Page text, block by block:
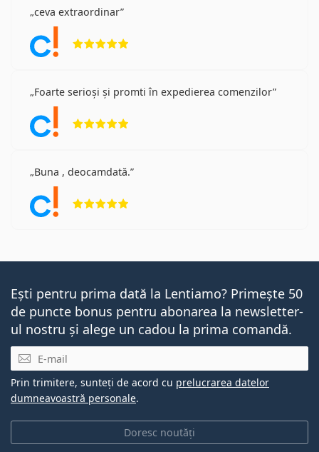
ceva extraordinar
Foarte serioși și promti în expedierea comenzilor
Buna , deocamdată.
Ești pentru prima dată la Lentiamo? Primește 50
de puncte bonus pentru abonarea la newsletter-
ul nostru și alege un cadou la prima comandă.
E-mail
Doresc noutăți
Prin trimitere, sunteți de acord cu prelucrarea datelor
dumneavoastră personale.